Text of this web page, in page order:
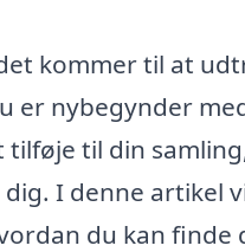
kommer til at
er nybegynder
til din
I denne artikel
du kan finde